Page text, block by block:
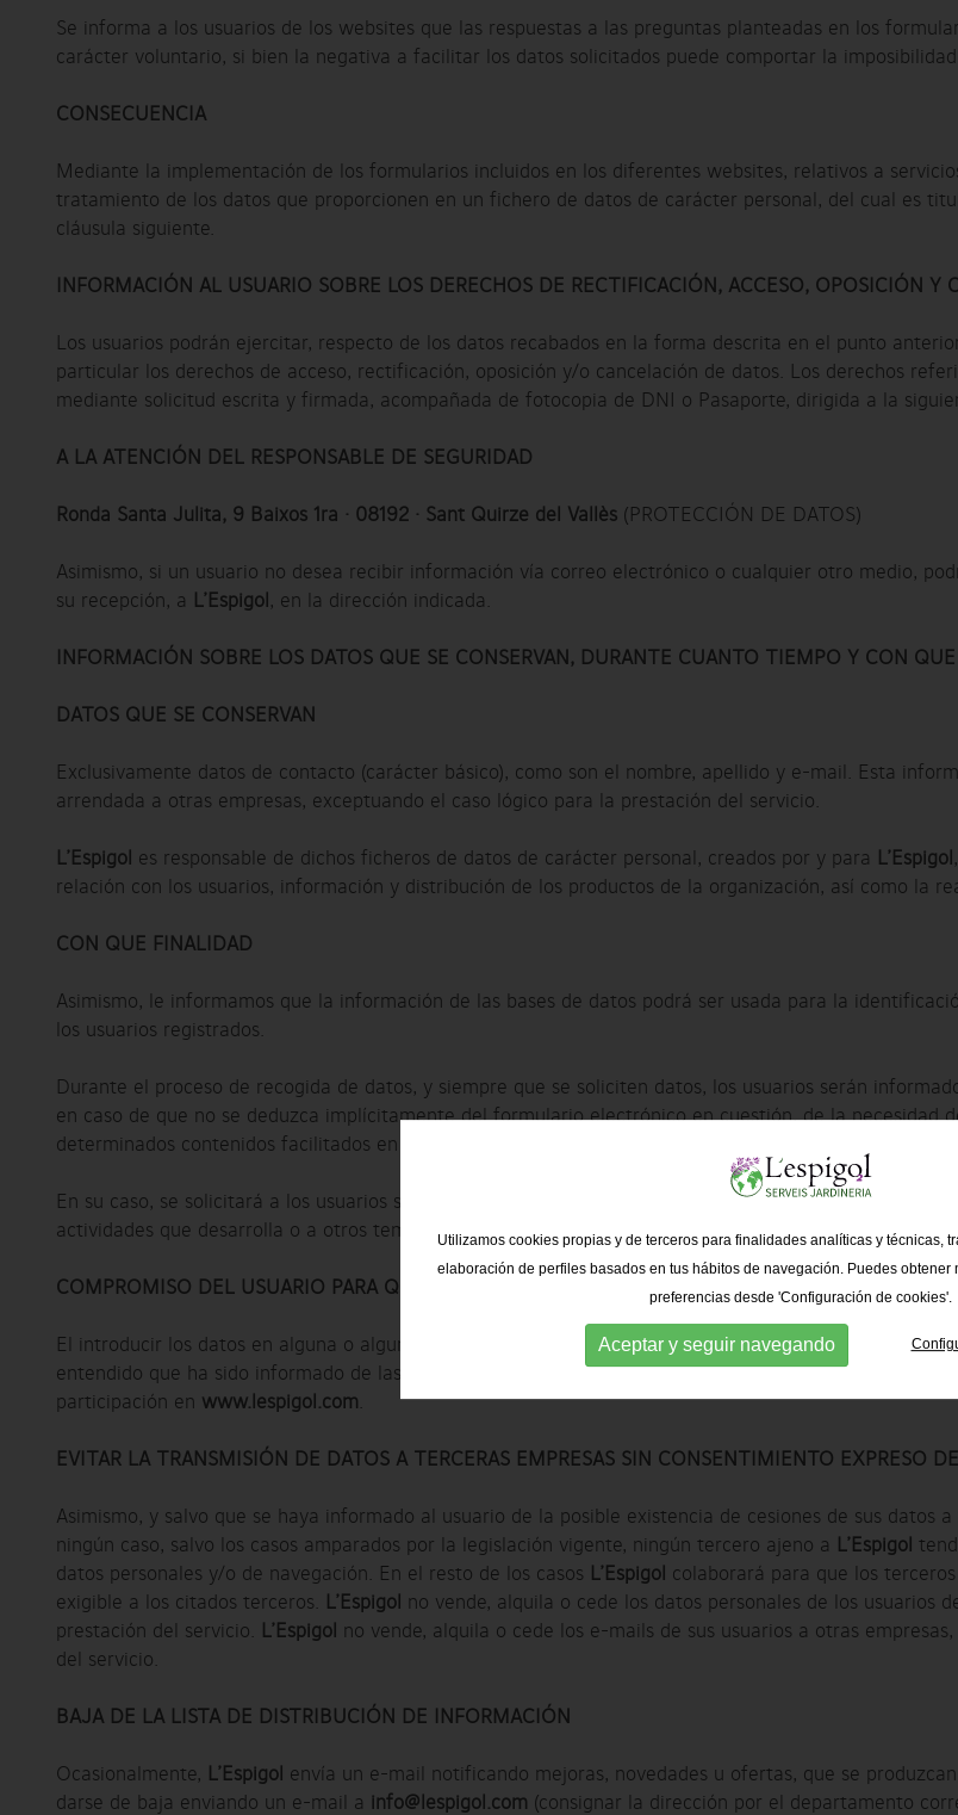
Se informa a los usuarios de los websites que las respuestas a las preguntas planteadas en los
carácter voluntario, si bien la negativa a facilitar los datos solicitados puede comportar la
CONSECUENCIA
Mediante la implementación de los formularios incluidos en los diferentes websites, relativos a
tratamiento de los datos que proporcionen en un fichero de datos de carácter personal, del cual es
cláusula siguiente.
INFORMACIÓN AL USUARIO SOBRE LOS DERECHOS DE RECTIFICACIÓN, ACCESO, OPOSICIÓN Y
Los usuarios podrán ejercitar, respecto de los datos recabados en la forma descrita en el punto
particular los derechos de acceso, rectificación, oposición y/o cancelación de datos. Los derechos
mediante solicitud escrita y firmada, acompañada de fotocopia de DNI o Pasaporte, dirigida a la
A LA ATENCIÓN DEL RESPONSABLE DE SEGURIDAD
Ronda Santa Julita, 9 Baixos 1ra · 08192 · Sant Quirze del Vallès (PROTECCIÓN DE DATOS)
Asimismo, si un usuario no desea recibir información vía correo electrónico o cualquier otro medio,
su recepción, a
L’Espigol , en la dirección indicada.
INFORMACIÓN SOBRE LOS DATOS QUE SE CONSERVAN, DURANTE CUANTO TIEMPO Y CON
DATOS QUE SE CONSERVAN
Exclusivamente datos de contacto (carácter básico), como son el nombre, apellido y e-mail. Esta
arrendada a otras empresas, exceptuando el caso lógico para la prestación del servicio.
L’Espigol es responsable de dichos ficheros de datos de carácter personal, creados por y para L’Espigol
relación con los usuarios, información y distribución de los productos de la organización, así como la
CON QUE FINALIDAD
Asimismo, le informamos que la información de las bases de datos podrá ser usada para la
los usuarios registrados.
Durante el proceso de recogida de datos, y siempre que se soliciten datos, los usuarios serán
en caso de que no se deduzca implícitamente del formulario electrónico en cuestión, de la necesidad
determinados contenidos facilitados en los websites.
En su caso, se solicitará a los usuarios su consentimiento para que
pueda hacer uso de sus
actividades que desarrolla o a otros temas relacionados.
COMPROMISO DEL USUARIO PARA QUE SUS DATOS ESTÉN INSCRITOS EN UN FICHERO
El introducir los datos en alguna o algunas de las hojas de captación de datos implica el aceptar las
entendido que ha sido informado de las condiciones de uso y aviso legal de las mismas y que se
participación en www.lespigol.com.
EVITAR LA TRANSMISIÓN DE DATOS A TERCERAS EMPRESAS SIN CONSENTIMIENTO EXPRESO
Asimismo, y salvo que se haya informado al usuario de la posible existencia de cesiones de sus datos
ningún caso, salvo los casos amparados por la legislación vigente, ningún tercero ajeno a
L’Espigol
datos personales y/o de navegación. En el resto de los casos
L’Espigol
colaborará para que los
exigible a los citados terceros.
L’Espigol
no vende, alquila o cede los datos personales de los usuarios
prestación del servicio.
L’Espigol
no vende, alquila o cede los e-mails de sus usuarios a otras
del servicio.
BAJA DE LA LISTA DE DISTRIBUCIÓN DE INFORMACIÓN
Ocasionalmente, L’Espigol envía un e-mail notificando mejoras, novedades u ofertas, que se
darse de baja enviando un e-mail a
info@lespigol.com (consignar la dirección por el departamento
Utilizamos cookies propias y de terceros para finalidades analíticas y técnicas,
elaboración de perfiles basados en tus hábitos de navegación. Puedes obtener
preferencias desde 'Configuración de cookies'.
Aceptar y seguir navegando